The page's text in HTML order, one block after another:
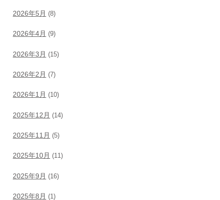
2026年5月 (8)
2026年4月 (9)
2026年3月 (15)
2026年2月 (7)
2026年1月 (10)
2025年12月 (14)
2025年11月 (5)
2025年10月 (11)
2025年9月 (16)
2025年8月 (1)